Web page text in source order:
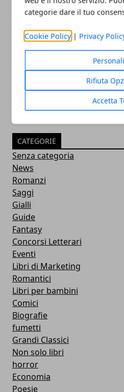
categorie dare il tuo
Cookie Policy | Privacy
Rifiuta
Accetta
difficoltà: perché non
arrendersi
02/07/2024
CATEGORIE
Senza categoria
News
Romanzi
Saggi
Gialli
Guide
Fantasy
Concorsi Letterari
Eventi
Libri di Marketing
Romantici
Libri per bambini
Comici
Biografie
fumetti
Grandi Classici
Non solo libri
horror
Economia
Poesie